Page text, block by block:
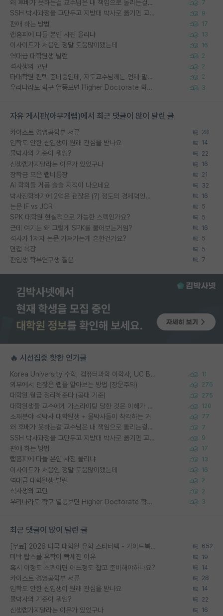
왜 후배가 못하는걸 교수님은 내 책임으로 돌리는걸까요? 7
SSH 박사과정을 그만두고 지방대 박사로 옮기면 교수의 꿈은 끝일까요? 9
편애 하는 방법 17
랩홈피에 다들 본인 사진 올리냐 13
이사이트가 처음엔 정말 도움많이됐는데 16
역대급 대학원생 빌런 2
석사생의 고민 2
타대학원 컨텍 준비중인데, 지도교수님께는 언제 말씀드려야 할까요? 2
우리나라도 학구 열풍보면 Higher Doctorate 학위가 필요하다고 봅니다. 3
자유 게시판(아무개랩)에서 최근 댓글이 많이 달린 글
카이스트 경영공학부 서류 28
입학도 안한 신입생이 원래 관심을 받나요 14
물박사의 기준이 뭐임? 22
신생랩가지말라는 이유가 있었구나 16
장학금 모은 랩비통장 21
AI 학회들 거품 슬슬 지적이 나오네요 32
박사진학하기에 2억은 괜찮은 (?) 정도의 경제력인가요 16
논문 IF vs JCR 5
SPK 대학원 현실적으로 가능한 스펙인가요? 5
근데 여기는 왜 그렇게 SPK를 물어보는거임? 16
석사가 1저자 논문 가져가는게 흔한건가요? 5
면접 복장 5
편입생 학부연구생 질문 7
🔥 시선집중 핫한 인기글
Korea University 수학, 컴퓨터과학 이학사, UC Berkeley 산업공학 대학원 공학박사가 되는 것은 쉽지 않겠죠? 11
외부에서 괜찮은 랩을 알아보는 방법 (장문주의) 276
대학원 월급 정리해준다 (공대 기준) 275
대학원생들 교수에게 가스라이팅 당한 것은 이해가 갑니다. 안타깝네요. 120
소재분야 석박사 대학원생 + 물박사들이 착각하는 거 77
왜 후배가 못하는걸 교수님은 내 책임으로 돌리는걸까요? 7
SSH 박사과정을 그만두고 지방대 박사로 옮기면 교수의 꿈은 끝일까요? 9
편애 하는 방법 17
랩홈피에 다들 본인 사진 올리냐 13
이사이트가 처음엔 정말 도움많이됐는데 16
역대급 대학원생 빌런 2
석사생의 고민 2
우리나라도 학구 열풍보면 Higher Doctorate 학위가 필요하다고 봅니다. 3
최근 댓글이 많이 달린 글
[무료] 2026 미국 대학원 유학 스타터팩 - 가이드북 & 합격자 컨택메일 템플릿 652
미박 탑스쿨 유학이 빡세진 이유 19
혹시 이정도 스펙이면 어느정도 잡고 준비해야하나요? 14
카이스트 경영공학부 서류 28
입학도 안한 신입생이 원래 관심을 받나요 14
물박사의 기준이 뭐임? 22
신생랩가지말라는 이유가 있었구나 16